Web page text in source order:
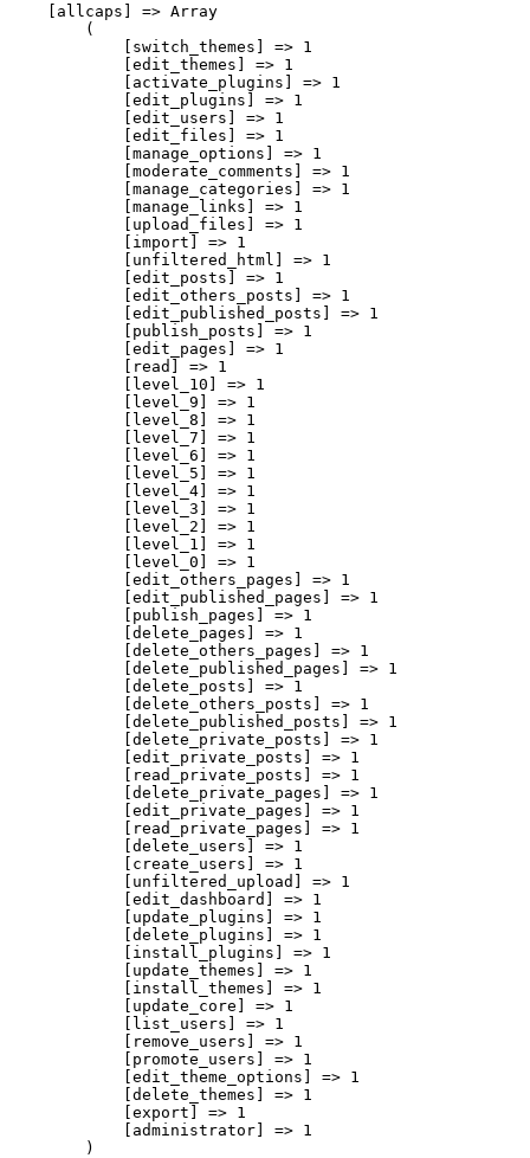
    [allcaps] => Array
        (
            [switch_themes] => 1
            [edit_themes] => 1
            [activate_plugins] => 1
            [edit_plugins] => 1
            [edit_users] => 1
            [edit_files] => 1
            [manage_options] => 1
            [moderate_comments] => 1
            [manage_categories] => 1
            [manage_links] => 1
            [upload_files] => 1
            [import] => 1
            [unfiltered_html] => 1
            [edit_posts] => 1
            [edit_others_posts] => 1
            [edit_published_posts] => 1
            [publish_posts] => 1
            [edit_pages] => 1
            [read] => 1
            [level_10] => 1
            [level_9] => 1
            [level_8] => 1
            [level_7] => 1
            [level_6] => 1
            [level_5] => 1
            [level_4] => 1
            [level_3] => 1
            [level_2] => 1
            [level_1] => 1
            [level_0] => 1
            [edit_others_pages] => 1
            [edit_published_pages] => 1
            [publish_pages] => 1
            [delete_pages] => 1
            [delete_others_pages] => 1
            [delete_published_pages] => 1
            [delete_posts] => 1
            [delete_others_posts] => 1
            [delete_published_posts] => 1
            [delete_private_posts] => 1
            [edit_private_posts] => 1
            [read_private_posts] => 1
            [delete_private_pages] => 1
            [edit_private_pages] => 1
            [read_private_pages] => 1
            [delete_users] => 1
            [create_users] => 1
            [unfiltered_upload] => 1
            [edit_dashboard] => 1
            [update_plugins] => 1
            [delete_plugins] => 1
            [install_plugins] => 1
            [update_themes] => 1
            [install_themes] => 1
            [update_core] => 1
            [list_users] => 1
            [remove_users] => 1
            [promote_users] => 1
            [edit_theme_options] => 1
            [delete_themes] => 1
            [export] => 1
            [administrator] => 1
        )